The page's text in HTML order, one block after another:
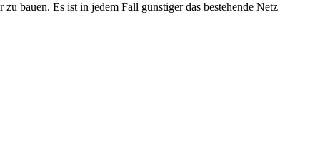
bauen. Es ist in jedem Fall günstiger das bestehende Netz